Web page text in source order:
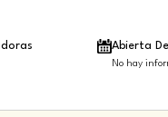
Abierta
No hay